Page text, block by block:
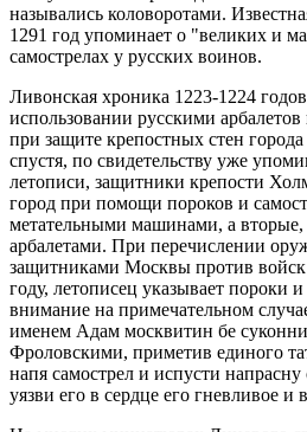
назывались коловоротами.
1291 год упоминает о "великих и
самострелах у русских воинов.
Ливонская хроника 1223-1224
использовании русскими
при защите крепостных стен
спустя, по свидетельству уже
летописи, защитники крепости
город при помощи пороков и
метательными машинами, а
арбалетами. При перечислении
защитниками Москвы против
году, летописец указывает пороки
внимание на примечательном
именем Адам москвитин бе
Фроловскими, приметив единого
напя самострел и испусти
уязви его в сердце его гневливое и